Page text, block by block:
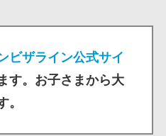
ビザライン公式サイ
す。お子さまから大
。